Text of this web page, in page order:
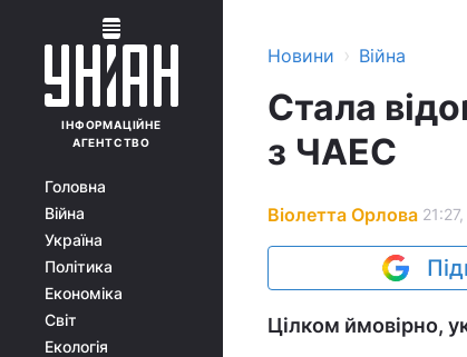
ІНФОРМАЦІЙНЕ
АГЕНТСТВО
Головна
Війна
Україна
Політика
Економіка
Світ
Екологія
Новини › Війна
Стала
з ЧАЕС
Віолетта Орлова
Цілком ймовірно,